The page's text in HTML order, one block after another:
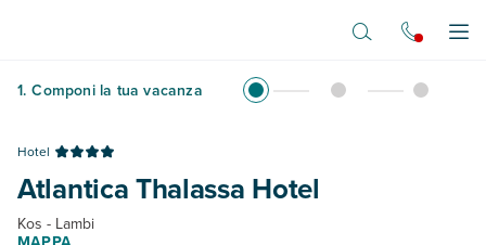
1. Componi la tua vacanza
Hotel
Atlantica Thalassa Hotel
Kos - Lambi